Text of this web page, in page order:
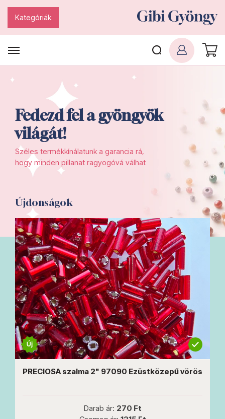
Kategóriák
Fedezd fel a gyöngyök
világát!
Széles termékkínálatunk a garancia rá,
hogy minden pillanat ragyogóvá válhat
Újdonságok
PRECIOSA szalma 2" 97090 Ezüstközepű vörös
Darab ár: 270 Ft